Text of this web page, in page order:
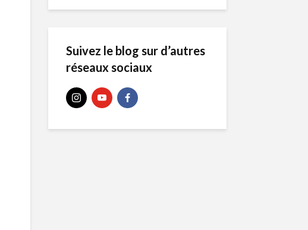
Suivez le blog sur d’autres
réseaux sociaux